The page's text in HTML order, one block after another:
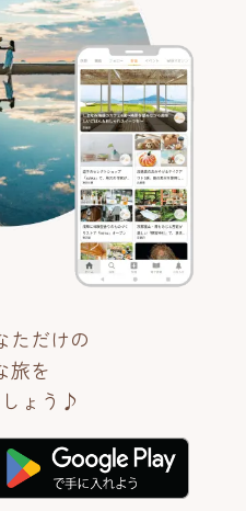
ただけの
旅を
ょう♪